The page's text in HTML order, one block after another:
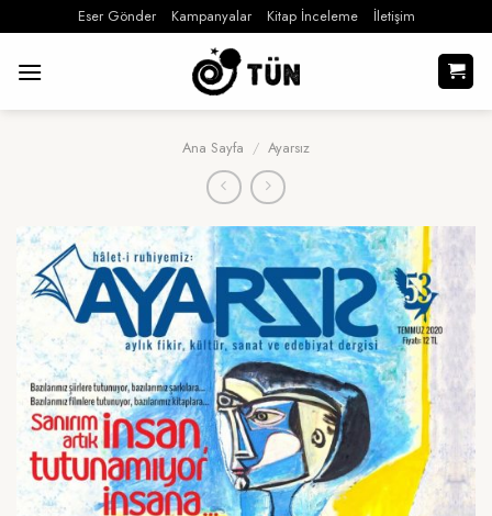
atla
Eser Gönder Kampanyalar Kitap İnceleme İletişim
Ana Sayfa / Ayarsız